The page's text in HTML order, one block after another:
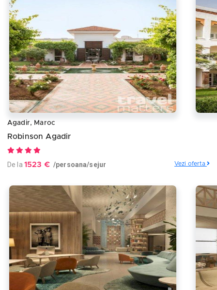
Agadir, Maroc
Robinson Agadir
De la 1523 € /persoana/sejur Vezi oferta